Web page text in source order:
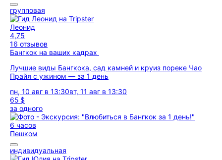
групповая
Леонид
4,75
16 отзывов
Бангкок на ваших кадрах
Лучшие виды Бангкока, сад камней и круиз пореке Чао
Прайя c ужином — за 1 день
пн, 10 авг в 13:30вт, 11 авг в 13:30
65 $
за одного
6 часов
Пешком
индивидуальная